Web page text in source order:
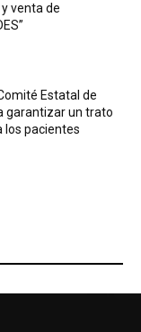
venta de
Estatal de
garantizar un trato
los pacientes